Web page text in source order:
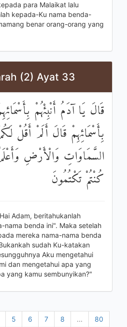
para Malaikat lalu
kepada-Ku nama benda-
benar orang-orang yang
(2) Ayat 33
قَالَ يَا آدَمُ أَنْبِئْهُمْ
بِأَسْمَائِهِمْ قَالَ أَلَمْ أَقُلْ
السَّمَاوَاتِ وَالْأَرْضِ
كُنْتُمْ تَكْتُمُونَ
Adam, beritahukanlah
nama benda ini". Maka setelah
mereka nama-nama benda
sudah Ku-katakan
Aku mengetahui
dan mengetahui apa yang
yang kamu sembunyikan?"
5 6 7 8 ...
80